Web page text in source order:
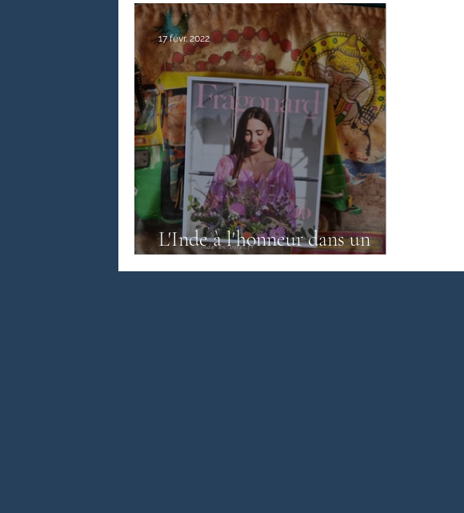
Nouvelles Biographie Témoignages / Récits
Fêtes indiennes Spiritualité Ayurveda
Littérature malayalam Littérature pendjabi
Littérature anglo-saxonne Littérature du Bangladesh
Littérature sri-lankaise Contes
L'Inde à l'honneur dans un
17 févr. 2022